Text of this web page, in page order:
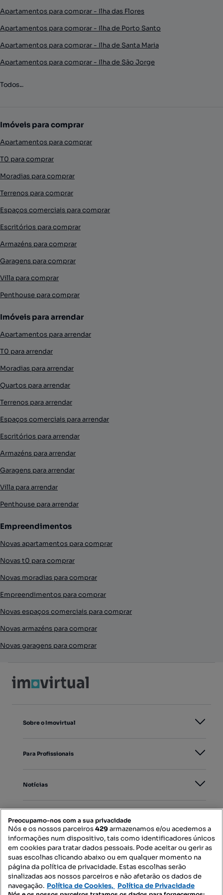
Apartamentos para comprar - Ilha das Flores
Apartamentos para comprar - Ilha de Porto Santo
Apartamentos para comprar - Ilha de Santa Maria
Apartamentos para comprar - Ilha de São Jorge
Todos...
Imóveis para comprar
Apartamentos para comprar
T0 para comprar
Moradias para comprar
Terrenos para comprar
Espaços comerciais para comprar
Escritórios para comprar
Armazéns para comprar
Garagens para comprar
Villa para comprar
Penthouse para comprar
Imóveis para arrendar
Apartamentos para arrendar
T0 para arrendar
Moradias para arrendar
Quartos para arrendar
Terrenos para arrendar
Espaços comerciais para arrendar
Escritórios para arrendar
Armazéns para arrendar
Garagens para arrendar
Villa para arrendar
Penthouse para arrendar
Empreendimentos
Novas apartamentos para comprar
Novas t0 para comprar
Novas moradias para comprar
Empreendimentos para comprar
Novas espaços comerciais para comprar
Novas armazéns para comprar
Novas garagens para comprar
Sobre o Imovirtual
Para Profissionais
Notícias
Mapa do Site
Contacte-nos
Preocupamo-nos com a sua privacidade
Nós e os nossos parceiros429armazenamos e/ou acedemos a
informações num dispositivo, tais como identificadores únicos
em cookies para tratar dados pessoais. Pode aceitar ou gerir as
suas escolhas clicando abaixo ou em qualquer momento na
página da política de privacidade. Estas escolhas serão
sinalizadas aos nossos parceiros e não afetarão os dados de
navegação. Política de Cookies, Política de Privacidade